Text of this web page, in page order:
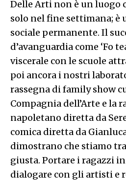
Delle Arti non è un luogo
solo nel fine settimana; è
sociale permanente. Il
d’avanguardia come ‘Fo
viscerale con le scuole
poi ancora i nostri
rassegna di family show
Compagnia dell’Arte e la
napoletano diretta da
comica diretta da
dimostrano che stiamo
giusta. Portare i ragazzi
dialogare con gli artisti e